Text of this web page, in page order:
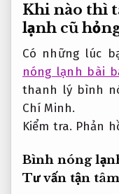
Khi nào thì
lạnh cũ
Có những lúc
nóng lạnh bài
thanh lý bình
Chí Minh.
Kiểm tra. Phản
Bình nóng
Tư vấn tận